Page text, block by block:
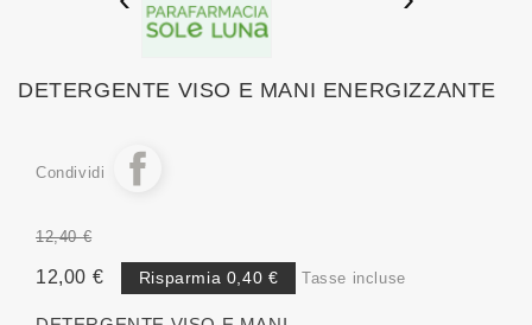
DETERGENTE VISO E MANI ENERGIZZANTE
Condividi
12,40 €
12,00 € Risparmia 0,40 € Tasse incluse